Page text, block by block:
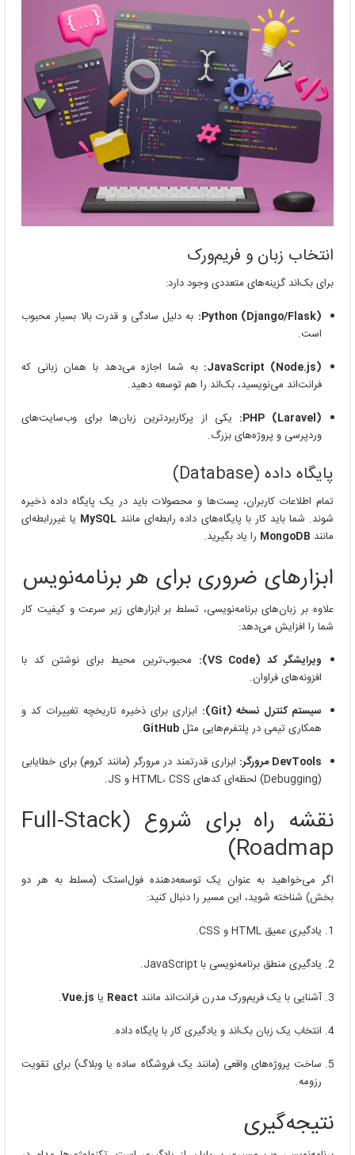
انتخاب زبان و فریم‌ورک
برای بک‌اند گزینه‌های متعددی وجود دارد:
Python (Django/Flask): به دلیل سادگی و قدرت بالا بسیار محبوب
است.
JavaScript (Node.js): به شما اجازه می‌دهد با همان زبانی که
فرانت‌اند می‌نویسید، بک‌اند را هم توسعه دهید.
PHP (Laravel):
یکی از پرکاربردترین زبان‌ها برای وب‌سایت‌های
وردپرسی و پروژه‌های بزرگ.
پایگاه داده (Database)
تمام اطلاعات کاربران، پست‌ها و محصولات باید در یک پایگاه داده ذخیره
شوند. شما باید کار با پایگاه‌های داده رابطه‌ای مانند MySQL یا غیررابطه‌ای
مانند MongoDB را یاد بگیرید.
ابزارهای ضروری برای هر برنامه‌نویس
علاوه بر زبان‌های برنامه‌نویسی، تسلط بر ابزارهای زیر سرعت و کیفیت کار
شما را افزایش می‌دهد:
ویرایشگر کد (VS Code):
محبوب‌ترین محیط برای نوشتن کد با
افزونه‌های فراوان.
سیستم کنترل نسخه (Git):
ابزاری برای ذخیره تاریخچه تغییرات کد و
همکاری تیمی در پلتفرم‌هایی مثلGitHub
.
DevTools مرورگر:
ابزاری قدرتمند در مرورگر (مانند کروم) برای خطایابی
(Debugging) لحظه‌ای کدهای HTML، CSS و JS.
نقشه راه برای شروع (Full-Stack
Roadmap)
اگر می‌خواهید به عنوان یک توسعه‌دهنده فول‌استک (مسلط به هر دو
بخش) شناخته شوید، این مسیر را دنبال کنید:
یادگیری عمیق HTML و CSS.
یادگیری منطق برنامه‌نویسی با JavaScript.
آشنایی با یک فریم‌ورک مدرن فرانت‌اند مانند React یا Vue.js
.
انتخاب یک زبان بک‌اند و یادگیری کار با پایگاه داده.
ساخت پروژه‌های واقعی (مانند یک فروشگاه ساده یا وبلاگ) برای تقویت
رزومه.
نتیجه‌گیری